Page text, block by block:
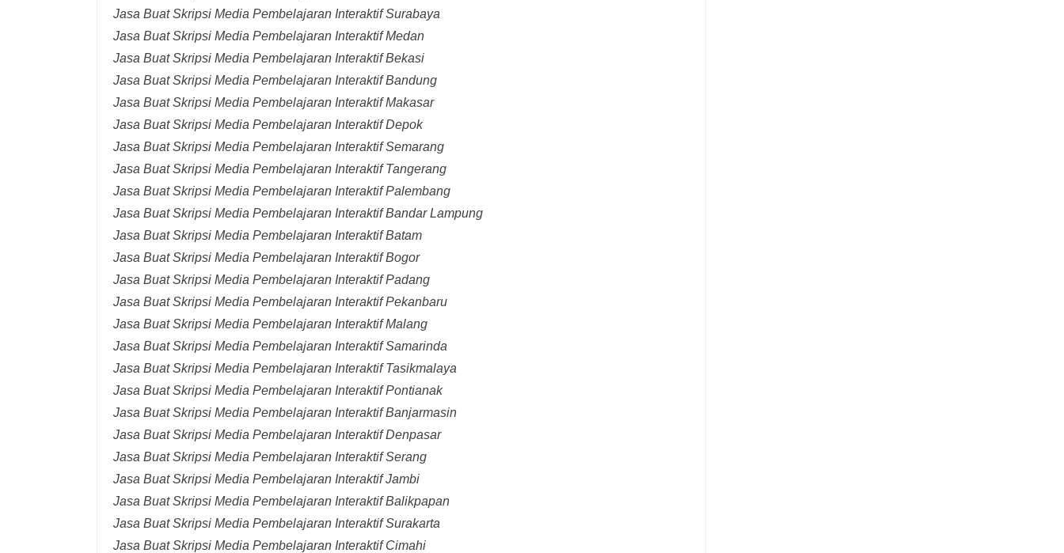
Jasa Buat Skripsi Media Pembelajaran Interaktif Surabaya
Jasa Buat Skripsi Media Pembelajaran Interaktif Medan
Jasa Buat Skripsi Media Pembelajaran Interaktif Bekasi
Jasa Buat Skripsi Media Pembelajaran Interaktif Bandung
Jasa Buat Skripsi Media Pembelajaran Interaktif Makasar
Jasa Buat Skripsi Media Pembelajaran Interaktif Depok
Jasa Buat Skripsi Media Pembelajaran Interaktif Semarang
Jasa Buat Skripsi Media Pembelajaran Interaktif Tangerang
Jasa Buat Skripsi Media Pembelajaran Interaktif Palembang
Jasa Buat Skripsi Media Pembelajaran Interaktif Bandar Lampung
Jasa Buat Skripsi Media Pembelajaran Interaktif Batam
Jasa Buat Skripsi Media Pembelajaran Interaktif Bogor
Jasa Buat Skripsi Media Pembelajaran Interaktif Padang
Jasa Buat Skripsi Media Pembelajaran Interaktif Pekanbaru
Jasa Buat Skripsi Media Pembelajaran Interaktif Malang
Jasa Buat Skripsi Media Pembelajaran Interaktif Samarinda
Jasa Buat Skripsi Media Pembelajaran Interaktif Tasikmalaya
Jasa Buat Skripsi Media Pembelajaran Interaktif Pontianak
Jasa Buat Skripsi Media Pembelajaran Interaktif Banjarmasin
Jasa Buat Skripsi Media Pembelajaran Interaktif Denpasar
Jasa Buat Skripsi Media Pembelajaran Interaktif Serang
Jasa Buat Skripsi Media Pembelajaran Interaktif Jambi
Jasa Buat Skripsi Media Pembelajaran Interaktif Balikpapan
Jasa Buat Skripsi Media Pembelajaran Interaktif Surakarta
Jasa Buat Skripsi Media Pembelajaran Interaktif Cimahi